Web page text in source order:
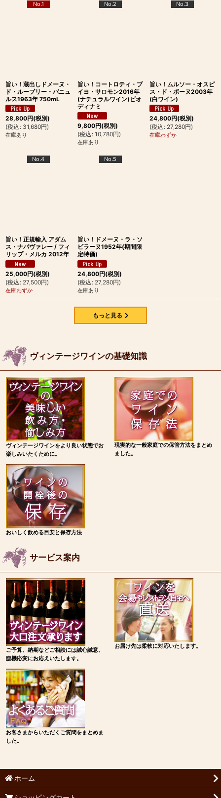
No.1
旨い！蔵出しドメーヌ・
ド・ルーブリー・バニュ
ルス1963年 750mL
28,800円(税別)
(税込 : 31,680円)
在庫あり
No.2
旨い！コートロティ・ブ
イヨ・サロモン2016年
(ナチュラルワイン)ビオ
ディナミ
9,800円(税別)
(税込 : 10,780円)
在庫あり
No.3
旨い！ムルソー・オスピ
ス・ド・ボーヌ2003年
(白ワイン)
24,800円(税別)
(税込 : 27,280円)
在庫わずか
No.4
旨い！正規輸入 アダム
ス・ナパヴァレー / フィ
リップ・メルカ 2012年
25,000円(税別)
(税込 : 27,500円)
在庫わずか
No.5
旨い！ドメーヌ・ラ・ソ
ビラーヌ1952年(期間限
定特価)
24,800円(税別)
(税込 : 27,280円)
在庫あり
もっと見る
ヴィンテージワインの基礎知識
ヴィンテージワインをより良い状態でお
楽しみいたくために。
現実的な一般家庭での保管方法をまとめ
ました。
おいしく飲める目安と保存方法
サービス案内
ご予算、納期などご相談には誠心誠意、
臨機応変にお応えいたします。
お届け先は柔軟に対応いたします。
お客さまからいただくご質問をまとめま
した。
ホーム